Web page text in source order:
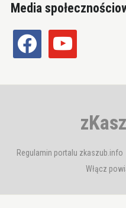
Media
facebook youtube
Regulamin portalu zkaszub.info
Włącz